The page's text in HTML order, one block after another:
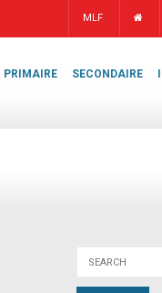
MLF
PRIMAIRE SECONDAIRE